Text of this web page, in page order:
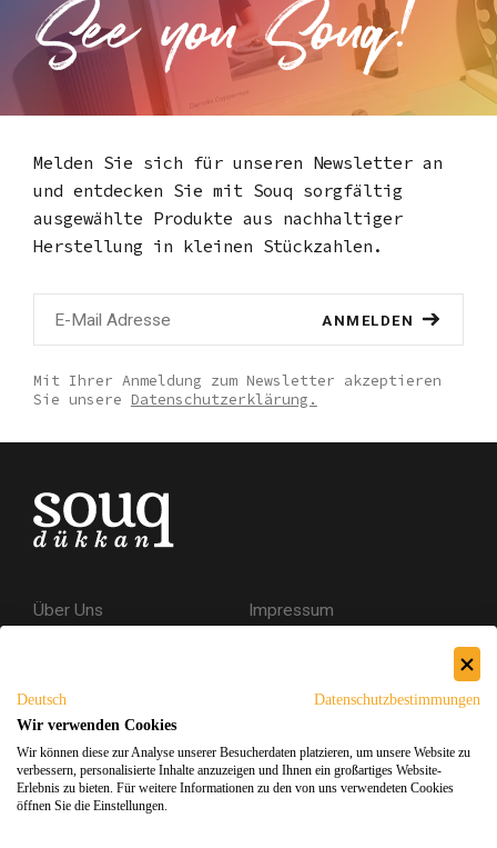
Melden Sie sich für unseren Newsletter an
und entdecken Sie mit Souq sorgfältig
ausgewählte Produkte aus nachhaltiger
Herstellung in kleinen Stückzahlen.
ANMELDEN
Mit Ihrer Anmeldung zum Newsletter akzeptieren
Sie unsere Datenschutzerklärung.
Über Uns
Impressum
Sicheres Einkaufen
Deutsch
Datenschutzbestimmungen
Wir verwenden Cookies
Wir können diese zur Analyse unserer Besucherdaten platzieren, um unsere Website zu
verbessern, personalisierte Inhalte anzuzeigen und Ihnen ein großartiges Website-
Erlebnis zu bieten. Für weitere Informationen zu den von uns verwendeten Cookies
öffnen Sie die Einstellungen.